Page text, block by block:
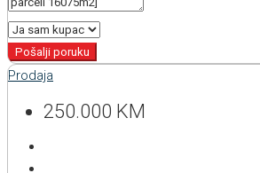
Pošalji poruku
Prodaja
250.000 KM